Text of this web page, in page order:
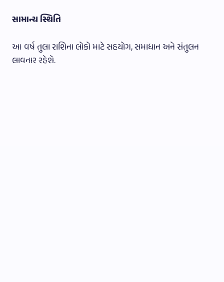
સામાન્ય સ્થિતિ
આ વર્ષ તુલા રાશિના લોકો માટે સહયોગ, સમાધાન અને સંતુલન
લાવનાર રહેશે.